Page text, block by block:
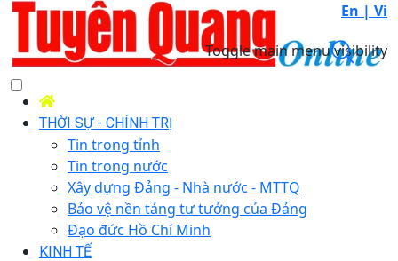
En | Vi
Toggle main menu visibility
THỜI SỰ - CHÍNH TRỊ
Tin trong tỉnh
Tin trong nước
Xây dựng Đảng - Nhà nước - MTTQ
Bảo vệ nền tảng tư tưởng của Đảng
Đạo đức Hồ Chí Minh
KINH TẾ